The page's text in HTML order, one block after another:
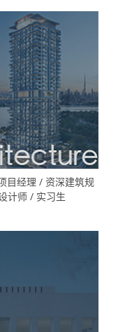
目经理 / 资深建筑规
计师 / 实习生